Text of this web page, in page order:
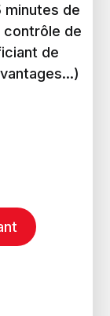
de
contrôle de
de